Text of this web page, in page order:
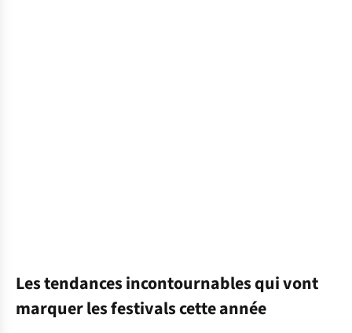
Les tendances incontournables qui vont
marquer les festivals cette année